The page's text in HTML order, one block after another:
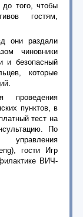
того, чтобы
гостям,
они раздали
чиновники
и безопасный
которые
пунктов, в
тест на
По
управления
гости Игр
ВИЧ-